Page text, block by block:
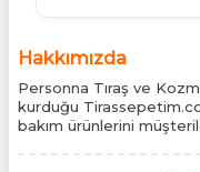
Hakkımızda
Personna Tıraş ve
kurduğu
bakım ürünlerini